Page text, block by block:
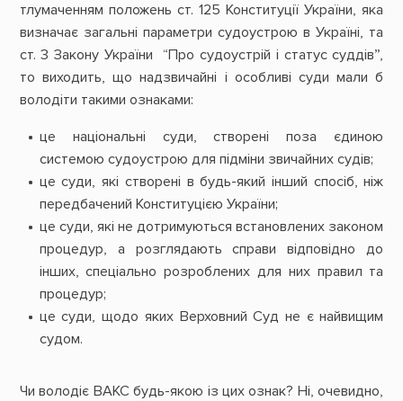
тлумаченням положень ст. 125 Конституції України, яка
визначає загальні параметри судоустрою в Україні, та
ст. 3 Закону України “Про судоустрій і статус суддів”,
то виходить, що надзвичайні і особливі суди мали б
володіти такими ознаками:
це національні суди, створені поза єдиною
системою судоустрою для підміни звичайних судів;
це суди, які створені в будь-який інший спосіб, ніж
передбачений Конституцією України;
це суди, які не дотримуються встановлених законом
процедур, а розглядають справи відповідно до
інших, спеціально розроблених для них правил та
процедур;
це суди, щодо яких Верховний Суд не є найвищим
судом.
Чи володіє ВАКС будь-якою із цих ознак? Ні, очевидно,